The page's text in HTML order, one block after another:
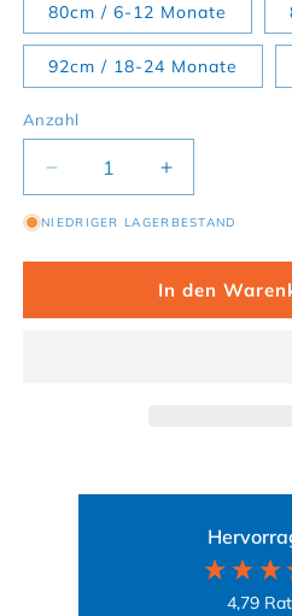
80cm / 6-12 Monate
92cm / 18-24 Monate
Anzahl
Verringere die Menge
Erhöhe die
NIEDRIGER LAGERBESTAND
In den
4,79